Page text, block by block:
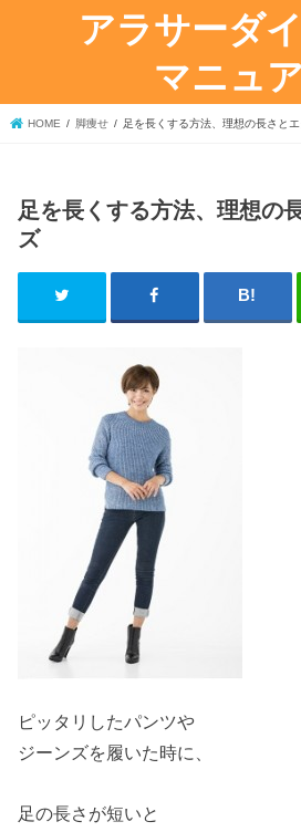
アラサーダ
マニュ
HOME 脚痩せ 足を長くする方法、理想の長さと
足を長くする方法、理想の
ズ
ピッタリしたパンツや
ジーンズを履いた時に、
足の長さが短いと